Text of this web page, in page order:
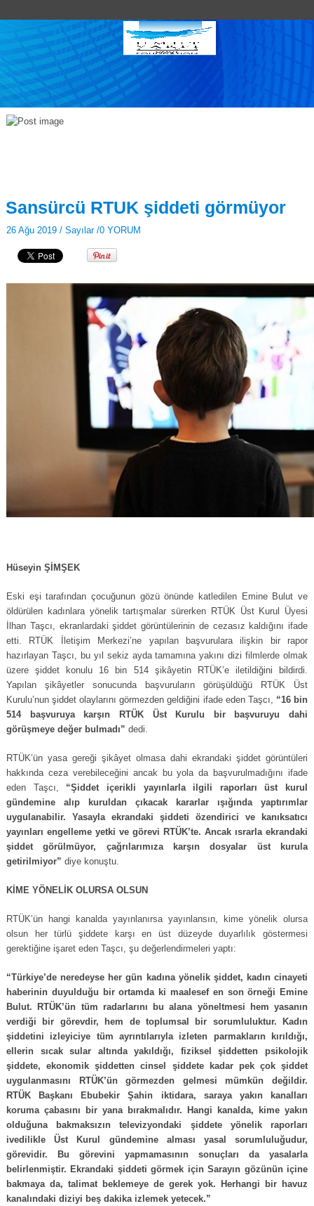
Sansürcü RTUK şiddeti görmüyor
26 Ağu 2019 / Sayılar/0 YORUM
Hüseyin ŞİMŞEK
Eski eşi tarafından çocuğunun gözü önünde katledilen Emine Bulut ve
öldürülen kadınlara yönelik tartışmalar sürerken RTÜK Üst Kurul Üyesi
İlhan Taşcı, ekranlardaki şiddet görüntülerinin de cezasız kaldığını ifade
etti. RTÜK İletişim Merkezi’ne yapılan başvurulara ilişkin bir rapor
hazırlayan Taşcı, bu yıl sekiz ayda tamamına yakını dizi filmlerde olmak
üzere şiddet konulu 16 bin 514 şikâyetin RTÜK’e iletildiğini bildirdi.
Yapılan şikâyetler sonucunda başvuruların görüşüldüğü RTÜK Üst
Kurulu’nun şiddet olaylarını görmezden geldiğini ifade eden Taşcı, “16 bin
514 başvuruya karşın RTÜK Üst Kurulu bir başvuruyu dahi
görüşmeye değer bulmadı” dedi.
RTÜK’ün yasa gereği şikâyet olmasa dahi ekrandaki şiddet görüntüleri
hakkında ceza verebileceğini ancak bu yola da başvurulmadığını ifade
eden Taşcı, “Şiddet içerikli yayınlarla ilgili raporları üst kurul
gündemine alıp kuruldan çıkacak kararlar ışığında yaptırımlar
uygulanabilir. Yasayla ekrandaki şiddeti özendirici ve kanıksatıcı
yayınları engelleme yetki ve görevi RTÜK’te. Ancak ısrarla ekrandaki
şiddet görülmüyor, çağrılarımıza karşın dosyalar üst kurula
getirilmiyor” diye konuştu.
KİME YÖNELİK OLURSA OLSUN
RTÜK’ün hangi kanalda yayınlanırsa yayınlansın, kime yönelik olursa
olsun her türlü şiddete karşı en üst düzeyde duyarlılık göstermesi
gerektiğine işaret eden Taşcı, şu değerlendirmeleri yaptı:
“Türkiye’de neredeyse her gün kadına yönelik şiddet, kadın cinayeti
haberinin duyulduğu bir ortamda ki maalesef en son örneği Emine
Bulut. RTÜK’ün tüm radarlarını bu alana yöneltmesi hem yasanın
verdiği bir görevdir, hem de toplumsal bir sorumluluktur. Kadın
şiddetini izleyiciye tüm ayrıntılarıyla izleten parmakların kırıldığı,
ellerin sıcak sular altında yakıldığı, fiziksel şiddetten psikolojik
şiddete, ekonomik şiddetten cinsel şiddete kadar pek çok şiddet
uygulanmasını RTÜK’ün görmezden gelmesi mümkün değildir.
RTÜK Başkanı Ebubekir Şahin iktidara, saraya yakın kanalları
koruma çabasını bir yana bırakmalıdır. Hangi kanalda, kime yakın
olduğuna bakmaksızın televizyondaki şiddete yönelik raporları
ivedilikle Üst Kurul gündemine alması yasal sorumluluğudur,
görevidir. Bu görevini yapmamasının sonuçları da yasalarla
belirlenmiştir. Ekrandaki şiddeti görmek için Sarayın gözünün içine
bakmaya da, talimat beklemeye de gerek yok. Herhangi bir havuz
kanalındaki diziyi beş dakika izlemek yetecek.”